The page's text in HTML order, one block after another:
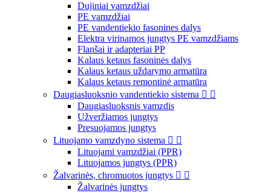
Dujiniai vamzdžiai
PE vamzdžiai
PE vandentiekio fasonines dalys
Elektra virinamos jungtys PE vamzdžiams
Flanšai ir adapteriai PP
Kalaus ketaus fasoninės dalys
Kalaus ketaus uždarymo armatūra
Kalaus ketaus remontinė armatūra
Daugiasluoksnio vandentiekio sistema  
Daugiasluoksnis vamzdis
Užveržiamos jungtys
Presuojamos jungtys
Lituojamo vamzdyno sistema  
Lituojami vamzdžiai (PPR)
Lituojamos jungtys (PPR)
Žalvarinės, chromuotos jungtys  
Žalvarinės jungtys